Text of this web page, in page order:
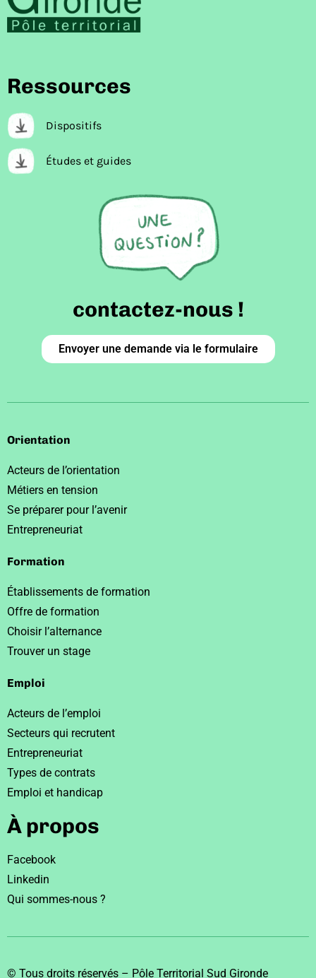
Ressources
Dispositifs
Études et guides
contactez-nous !
Envoyer une demande via le formulaire
Orientation
Acteurs de l’orientation
Métiers en tension
Se préparer pour l’avenir
Entrepreneuriat
Formation
Établissements de formation
Offre de formation
Choisir l’alternance
Trouver un stage
Emploi
Acteurs de l’emploi
Secteurs qui recrutent
Entrepreneuriat
Types de contrats
Emploi et handicap
À propos
Facebook
Linkedin
Qui sommes-nous ?
© Tous droits réservés – Pôle Territorial Sud Gironde